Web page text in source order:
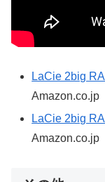
LaCie 2big
Amazon.co.jp
LaCie 2big
Amazon.co.jp